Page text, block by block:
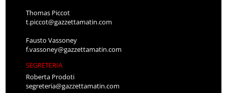
Thomas Piccot
t.piccot@gazzettamatin.com
Fausto Vassoney
f.vassoney@gazzettamatin.com
SEGRETERIA
Roberta Prodoti
segreteria@gazzettamatin.com